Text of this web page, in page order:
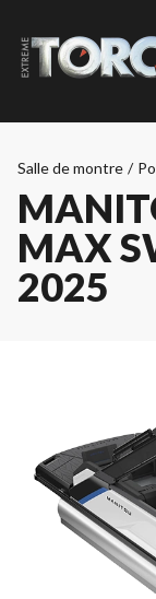
Salle de montre /
MAX
2025